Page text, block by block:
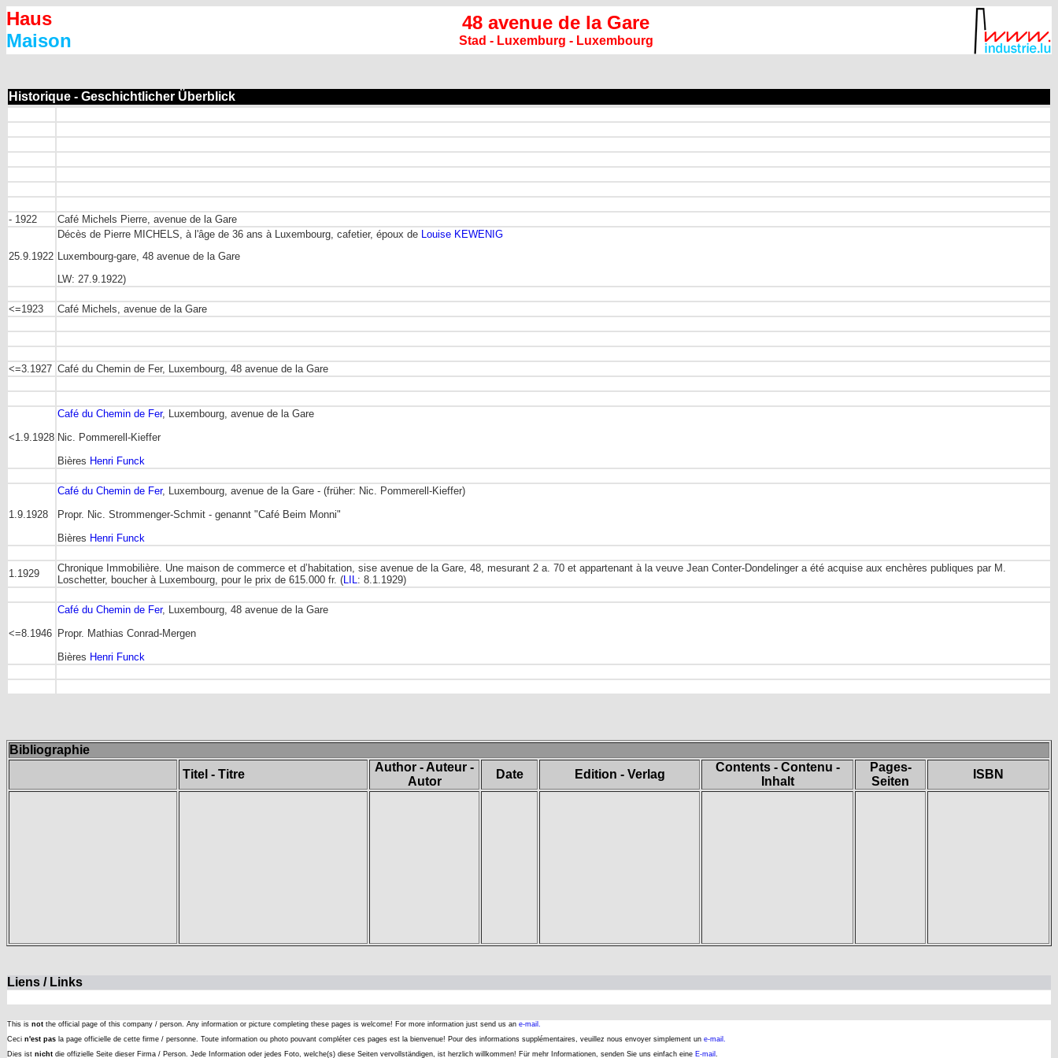
Haus
Maison
48 avenue de la Gare
Stad - Luxemburg - Luxembourg
Historique - Geschichtlicher Überblick
- 1922 Café Michels Pierre, avenue de la Gare
25.9.1922
Décès de Pierre MICHELS, à l'âge de 36 ans à Luxembourg, cafetier, époux de Louise KEWENIG
Luxembourg-gare, 48 avenue de la Gare
LW: 27.9.1922)
<=1923 Café Michels, avenue de la Gare
<=3.1927 Café du Chemin de Fer, Luxembourg, 48 avenue de la Gare
<1.9.1928
Café du Chemin de Fer, Luxembourg, avenue de la Gare
Nic. Pommerell-Kieffer
Bières Henri Funck
1.9.1928
Café du Chemin de Fer, Luxembourg, avenue de la Gare - (früher: Nic. Pommerell-Kieffer)
Propr. Nic. Strommenger-Schmit - genannt "Café Beim Monni"
Bières Henri Funck
1.1929
Chronique Immobilière. Une maison de commerce et d’habitation, sise avenue de la Gare, 48, mesurant 2 a. 70 et appartenant à la veuve Jean Conter-Dondelinger a été acquise aux enchères publiques par M.
Loschetter, boucher à Luxembourg, pour le prix de 615.000 fr. (LIL: 8.1.1929)
<=8.1946
Café du Chemin de Fer, Luxembourg, 48 avenue de la Gare
Propr. Mathias Conrad-Mergen
Bières Henri Funck
Bibliographie
Titel - Titre
Author - Auteur -
Autor
Date Edition - Verlag
Contents - Contenu -
Inhalt
Pages-
Seiten
ISBN
Liens / Links
This is not the official page of this company / person. Any information or picture completing these pages is welcome! For more information just send us an e-mail.
Ceci n'est pas la page officielle de cette firme / personne. Toute information ou photo pouvant compléter ces pages est la bienvenue! Pour des informations supplémentaires, veuillez nous envoyer simplement un e-mail.
Dies ist nicht die offizielle Seite dieser Firma / Person. Jede Information oder jedes Foto, welche(s) diese Seiten vervollständigen, ist herzlich willkommen! Für mehr Informationen, senden Sie uns einfach eine E-mail